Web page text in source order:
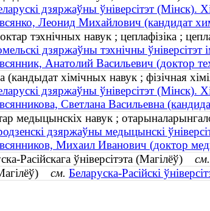
дзяржаўны ўніверсітэт (Мінск).
Леонид Михайлович (кандидат
тэхнічных навук ; цеплафізіка ;
дзяржаўны тэхнічны
Анатолий Васильевич (доктор
(кандыдат хімічных навук ; фізічная
дзяржаўны ўніверсітэт (Мінск).
Светлана Васильевна
медыцынскіх навук ;
дзяржаўны медыцынскі
Михаил Иванович (доктор
Расійскага ўніверсітэта (Магілёў) см.
см. Беларуска-Расійскі